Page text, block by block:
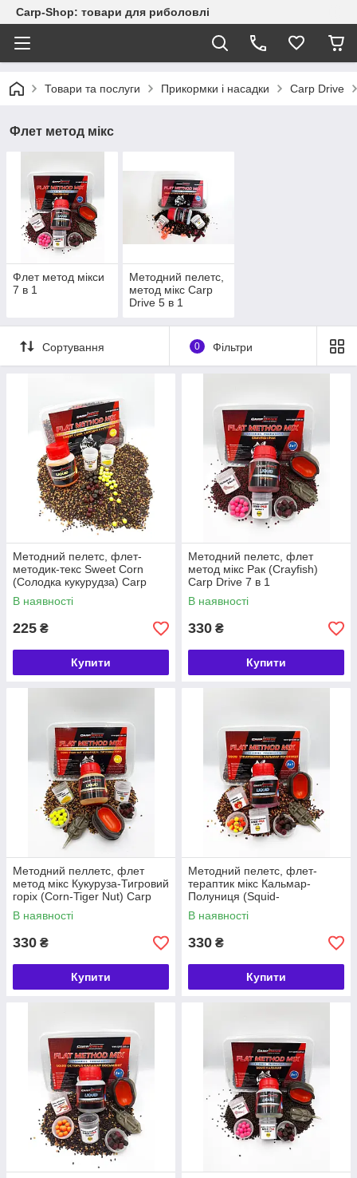
Carp-Shop: товари для риболовлі
Товари та послуги Прикормки і насадки Carp Drive
Флет метод мікс
Флет метод мікси
7 в 1
Методний пелетс,
метод мікс Carp
Drive 5 в 1
Сортування 0 Фільтри
Методний пелетс, флет-
методик-текс Sweet Corn
(Солодка кукурудза) Carp
Drive 5 в 1
В наявності
225 ₴
Купити
Методний пелетс, флет
метод мікс Рак (Crayfish)
Carp Drive 7 в 1
В наявності
330 ₴
Купити
Методний пеллетс, флет
метод мікс Кукуруза-Тигровий
горіх (Corn-Tiger Nut) Carp
Drive 7 в 1
В наявності
330 ₴
Купити
Методний пелетс, флет-
тераптик мікс Кальмар-
Полуниця (Squid-
Strawberries) Carp Drive 7 в 1
В наявності
330 ₴
Купити